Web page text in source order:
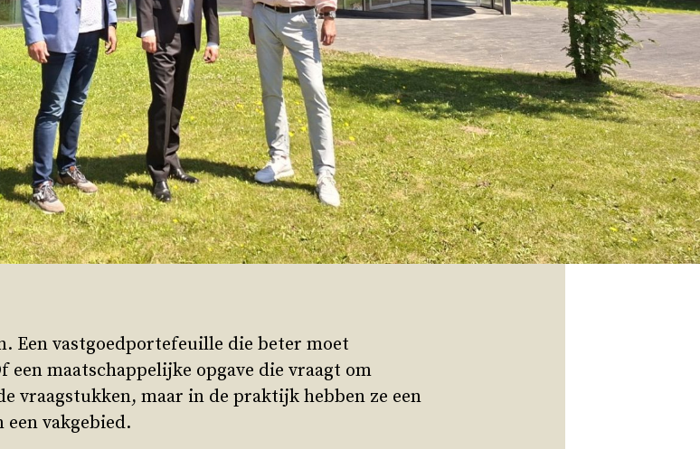
Een vastgoedportefeuille die beter moet
maatschappelijke opgave die vraagt om
maar in de praktijk hebben ze een
vakgebied.